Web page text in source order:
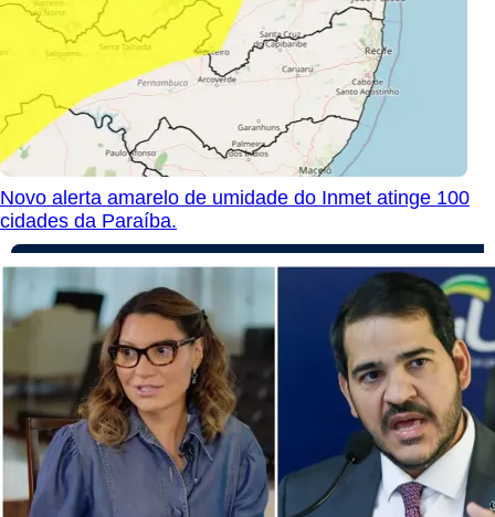
Novo alerta amarelo de umidade do Inmet atinge 100
cidades da Paraíba.